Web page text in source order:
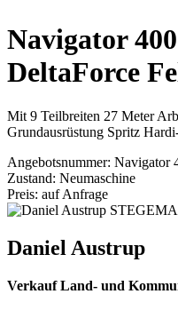
Navigator
DeltaForce
Mit 9 Teilbreiten 27 Meter
Grundausrüstung Spritz
Angebotsnummer: Navigator
Zustand: Neumaschine
Preis: auf Anfrage
Daniel Austrup
Verkauf Land- und